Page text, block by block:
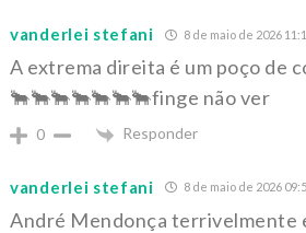
vanderlei stefani 8 de maio de 2026
A extrema direita é um poço de
🐂🐂🐂🐂🐂🐂🐂finge não ver
0 Responder
vanderlei stefani 8 de maio de 2026
André Mendonça terrivelmente